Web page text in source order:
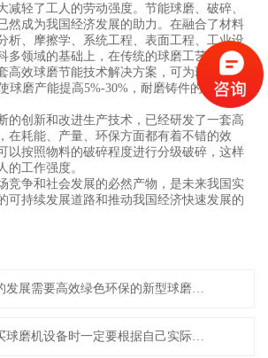
减轻了工人的劳动强度。节能球磨、破碎、
然成为我国经济发展的助力。在融合了材料
析、摩擦学、系统工程、表面工程、工业设
多领域的基础上，在传统的球磨工艺领域创
高效球磨节能技术解决方案，可为球磨生产
球磨产能提高5%-30%，耐磨铸件的消耗量降
创新和改进生产技术，已经研发了一套高
在耗能、产量、环保方面都有着不错的效
以按照物料的破碎程度进行分级破碎，这样
的工作强度。
争和社会发展的必然产物，是未来我国实
可持续发展道路和推动我国经济快速发展的